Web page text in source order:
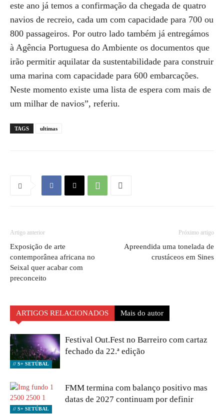
este ano já temos a confirmação da chegada de quatro
navios de recreio, cada um com capacidade para 700 ou
800 passageiros. Por outro lado também já entregámos
à Agência Portuguesa do Ambiente os documentos que
irão permitir aquilatar da sustentabilidade para construir
uma marina com capacidade para 600 embarcações.
Neste momento existe uma lista de espera com mais de
um milhar de navios”, referiu.
TAGS ultimas
Artigo anterior
Exposição de arte
contemporânea africana no
Seixal quer acabar com
preconceito
Próximo artigo
Apreendida uma tonelada de
crustáceos em Sines
ARTIGOS RELACIONADOS Mais do autor
// S+ SETÚBAL
Festival Out.Fest no Barreiro com cartaz
fechado da 22.ª edição
// S+ SETÚBAL
FMM termina com balanço positivo mas
datas de 2027 continuam por definir